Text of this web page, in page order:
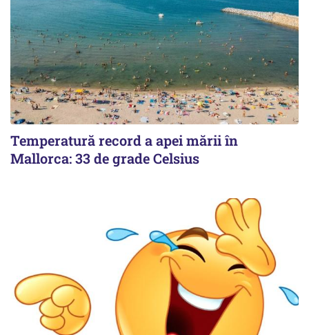
Temperatură record a apei mării în
Mallorca: 33 de grade Celsius